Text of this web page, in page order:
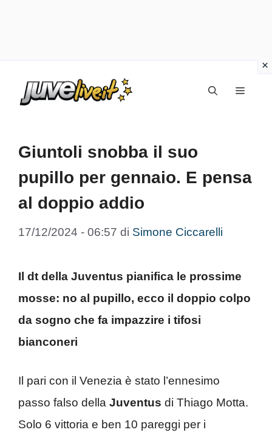
Menu
Giuntoli snobba il suo
pupillo per gennaio. E pensa
al doppio addio
17/12/2024 - 06:57 di Simone Ciccarelli
Il dt della Juventus pianifica le prossime
mosse: no al pupillo, ecco il doppio colpo
da sogno che fa impazzire i tifosi
bianconeri
Il pari con il Venezia è stato l’ennesimo
passo falso della Juventus di Thiago Motta.
Solo 6 vittoria e ben 10 pareggi per i